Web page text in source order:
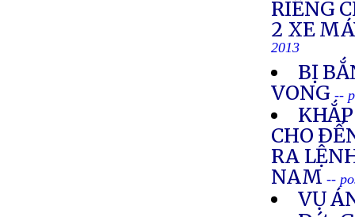
RIÊNG
2 XE
2013
BỊ
VONG --
CHO
RA
NAM--
VỤ